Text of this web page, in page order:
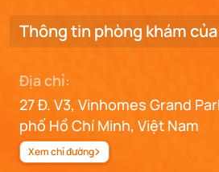
Thông tin phòng khám
Địa chỉ:
27 Đ. V3, Vinhomes Grand
phố Hồ Chí Minh, Việt Nam
Xem chỉ đường